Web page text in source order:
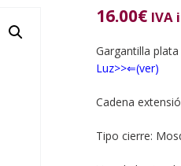
16.00€ IVA
Gargantilla
Luz>>⇐(ver)
Cadena
Tipo cierre: